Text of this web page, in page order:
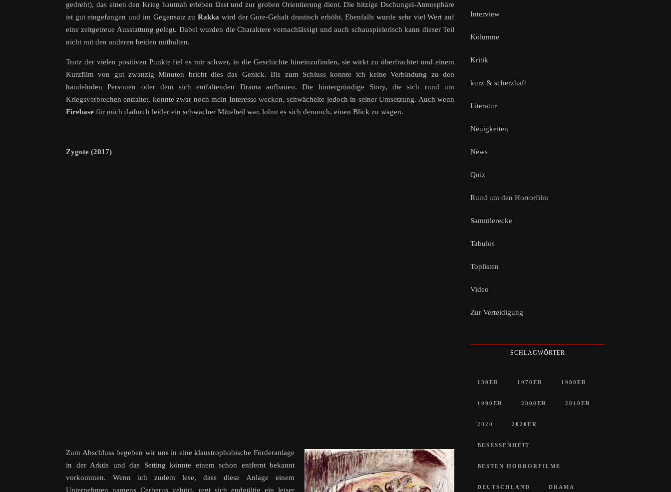
gedreht), das einen den Krieg hautnah erleben lässt und zur groben Orientierung dient. Die hitzige Dschungel-Atmosphäre
ist gut eingefangen und im Gegensatz zuRakka wird der Gore-Gehalt drastisch erhöht. Ebenfalls wurde sehr viel Wert auf
eine zeitgetreue Ausstattung gelegt. Dabei wurden die Charaktere vernachlässigt und auch schauspielerisch kann dieser Teil
nicht mit den anderen beiden mithalten.
Trotz der vielen positiven Punkte fiel es mir schwer, in die Geschichte hineinzufinden, sie wirkt zu überfrachtet und einem
Kurzfilm von gut zwanzig Minuten bricht dies das Genick. Bis zum Schluss konnte ich keine Verbindung zu den
handelnden Personen oder dem sich entfaltenden Drama aufbauen. Die hintergründige Story, die sich rund um
Kriegsverbrechen entfaltet, konnte zwar noch mein Interesse wecken, schwächelte jedoch in seiner Umsetzung. Auch wenn
Firebase für mich dadurch leider ein schwacher Mittelteil war, lohnt es sich dennoch, einen Blick zu wagen.
Zygote (2017)
Zum Abschluss begeben wir uns in eine klaustrophobische Förderanlage
in der Arktis und das Setting könnte einem schon entfernt bekannt
vorkommen. Wenn ich zudem lese, dass diese Anlage einem
Unternehmen namens Cerberus gehört, regt sich endgültig ein leiser
Interview
Kolumne
Kritik
kurz & scherzhaft
Literatur
Neuigkeiten
News
Quiz
Rund um den Horrorfilm
Sammlerecke
Tabulos
Toplisten
Video
Zur Verteidigung
SCHLAGWÖRTER
139ER 1970ER 1980ER
1990ER 2000ER 2010ER
2020 2020ER
BESESSENHEIT
BESTEN HORRORFILME
DEUTSCHLAND DRAMA